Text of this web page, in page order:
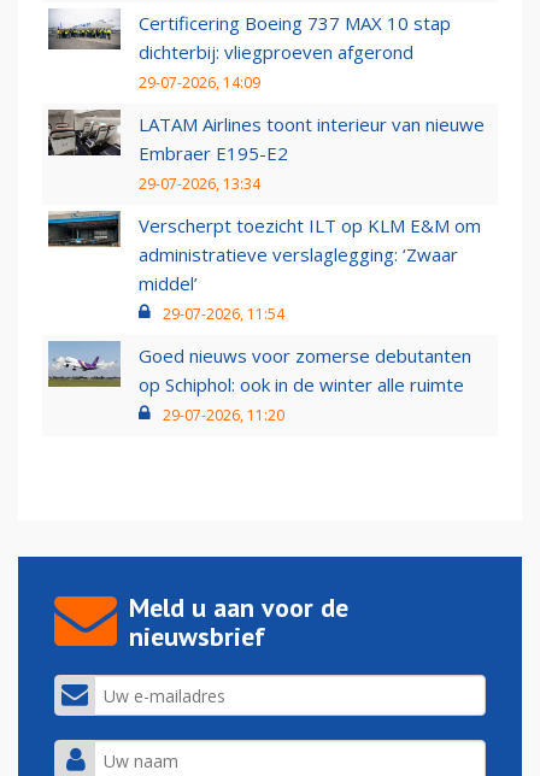
Certificering Boeing 737 MAX 10 stap
dichterbij: vliegproeven afgerond
29-07-2026, 14:09
LATAM Airlines toont interieur van nieuwe
Embraer E195-E2
29-07-2026, 13:34
Verscherpt toezicht ILT op KLM E&M om
administratieve verslaglegging: ‘Zwaar
middel’
29-07-2026, 11:54
Goed nieuws voor zomerse debutanten
op Schiphol: ook in de winter alle ruimte
29-07-2026, 11:20
Meld u aan voor de
nieuwsbrief